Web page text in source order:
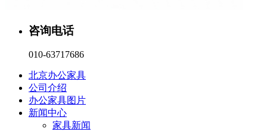
咨询电话
010-63717686
北京办公家具
公司介绍
办公家具图片
新闻中心
家具新闻